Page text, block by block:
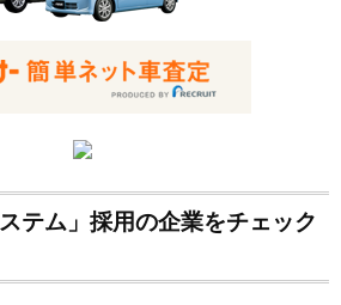
テム」採用の企業をチェック